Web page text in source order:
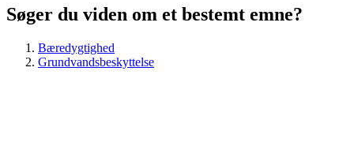
Søger du viden om et bestemt emne?
Bæredygtighed
Grundvandsbeskyttelse